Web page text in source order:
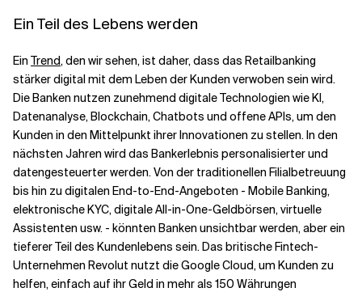
Ein Teil des Lebens werden
Ein Trend, den wir sehen, ist daher, dass das Retailbanking
stärker digital mit dem Leben der Kunden verwoben sein wird.
Die Banken nutzen zunehmend digitale Technologien wie KI,
Datenanalyse, Blockchain, Chatbots und offene APIs, um den
Kunden in den Mittelpunkt ihrer Innovationen zu stellen. In den
nächsten Jahren wird das Bankerlebnis personalisierter und
datengesteuerter werden. Von der traditionellen Filialbetreuung
bis hin zu digitalen End-to-End-Angeboten - Mobile Banking,
elektronische KYC, digitale All-in-One-Geldbörsen, virtuelle
Assistenten usw. - könnten Banken unsichtbar werden, aber ein
tieferer Teil des Kundenlebens sein. Das britische Fintech-
Unternehmen Revolut nutzt die Google Cloud, um Kunden zu
helfen, einfach auf ihr Geld in mehr als 150 Währungen